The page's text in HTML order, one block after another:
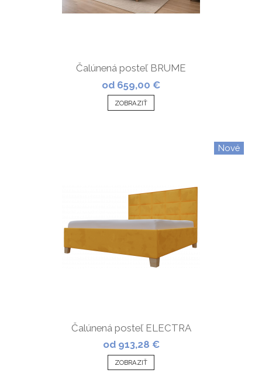
Čalúnená posteľ BRUME
od 659,00 €
ZOBRAZIŤ
Nové
Čalúnená posteľ ELECTRA
od 913,28 €
ZOBRAZIŤ